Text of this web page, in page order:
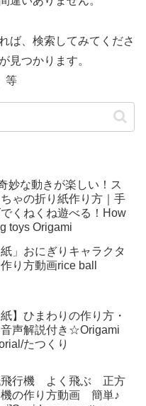
ば、検索してみてくださ
が見つかります。
等
妙な動きが楽しい！ス
ゃの折り紙作り方｜手
くねくね遊べる！How
toys Origami
紙」おにぎりキャラクタ
り方動画rice ball
紙】ひまわりの作り方・
声解説付き☆Origami
たつくり
飛行機 よく飛ぶ 正方
の作り方動画 簡単♪